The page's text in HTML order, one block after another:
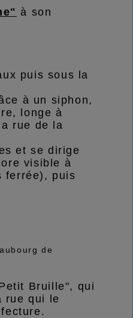
à son
puis sous la
à un siphon,
longe à
rue de la
et se dirige
visible à
ferrée), puis
de
Bruille", qui
rue qui le